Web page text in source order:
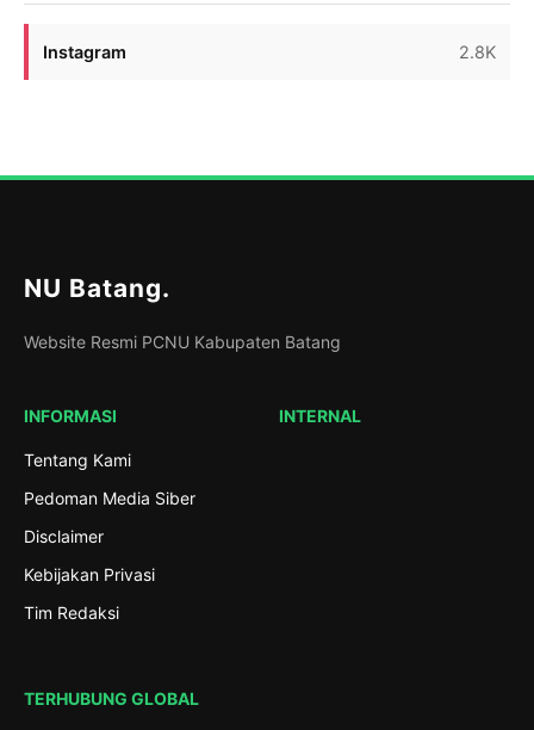
Instagram 2.8K
NU Batang.
Website Resmi PCNU Kabupaten Batang
INFORMASI
Tentang Kami
Pedoman Media Siber
Disclaimer
Kebijakan Privasi
Tim Redaksi
INTERNAL
TERHUBUNG GLOBAL